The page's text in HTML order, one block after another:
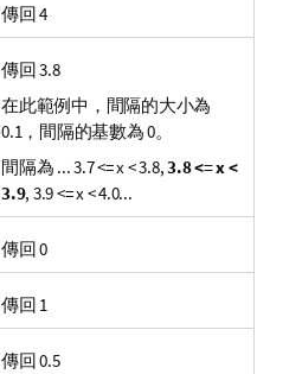
傳回 4
傳回 3.8
在此範例中，間隔的大小為
0.1，間隔的基數為 0。
間隔為 ... 3.7 <= x < 3.8,3.8 <= x <
3.9, 3.9 <= x < 4.0...
傳回 0
傳回 1
傳回 0.5